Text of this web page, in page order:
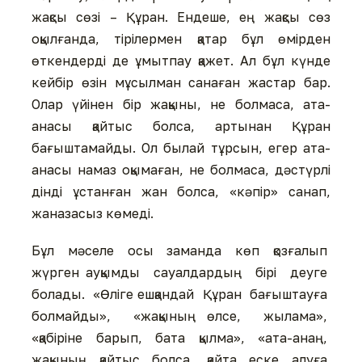
жақсы сөзі – Құран. Ендеше, ең жақсы сөз
оқылғанда, тірілермен қатар бұл өмірден
өткендерді де ұмытпау қажет. Ал бұл күнде
кейбір өзін мұсылман санаған жастар бар.
Олар үйінен бір жақыны, не болмаса, ата-
анасы қайтыс болса, артынан Құран
бағыштамайды. Ол былай тұрсын, егер ата-
анасы намаз оқымаған, не болмаса, дәстүрлі
дінді ұстанған жан болса, «кәпір» санап,
жаназасыз көмеді.
Бұл мәселе осы заманда көп қозғалып
жүрген ауқымды сауалдардың бірі деуге
болады. «Өліге ешқандай Құран бағыштауға
болмайды», «жақының өлсе, жылама»,
«қабіріне барып, бата қылма», «ата-анаң,